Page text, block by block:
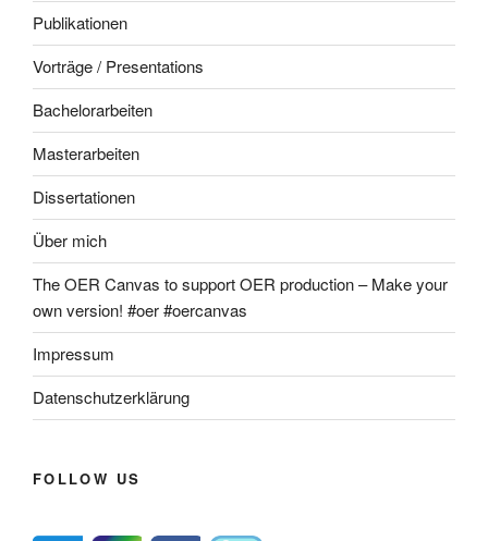
Publikationen
Vorträge / Presentations
Bachelorarbeiten
Masterarbeiten
Dissertationen
Über mich
The OER Canvas to support OER production – Make your
own version! #oer #oercanvas
Impressum
Datenschutzerklärung
FOLLOW US